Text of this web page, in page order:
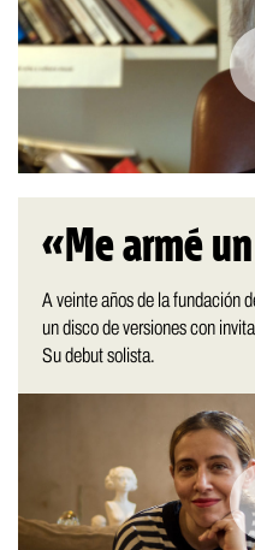
«Me armé
A veinte años de la fundación
un disco de versiones con
Su debut solista.